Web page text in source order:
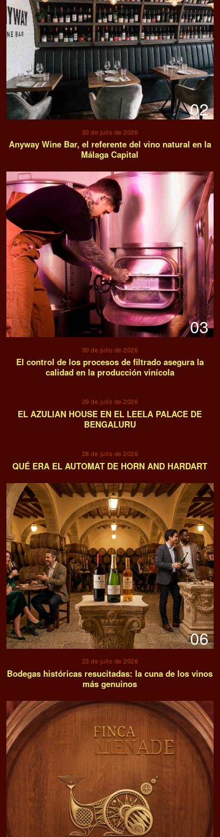
03
30 de julio de 2026
El control de los procesos de filtrado asegura la
calidad en la producción vinícola
04
29 de julio de 2026
BENGALURU
05
QUÉ ERA EL AUTOMAT DE HORN AND HARDART
23 de julio de 2026
07
23 de julio de 2026
La revolución del vino natural: Por qué el futuro de
la bodega mira al pasado
08
21 de julio de 2026
MEJORES VINOS DE ESPAÑA: Galicia humilla al
resto